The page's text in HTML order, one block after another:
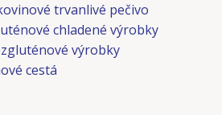
trvanlivé pečivo
chladené výrobky
výrobky
cestá